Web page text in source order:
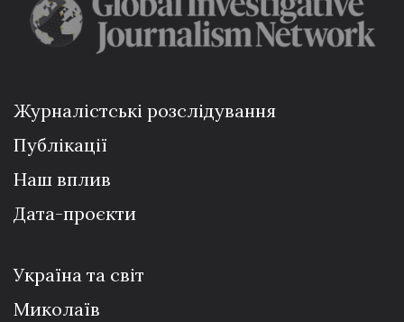
Журналістські розслідування
Публікації
Наш вплив
Дата-проєкти
Україна та світ
Миколаїв